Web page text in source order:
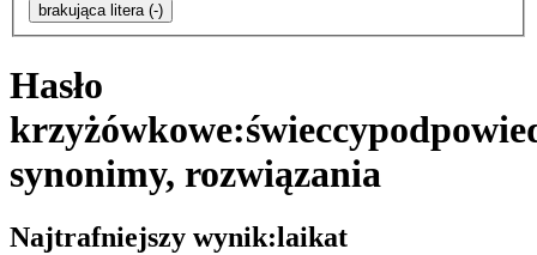
brakująca litera (-)
Hasło
krzyżówkowe:świeccy
synonimy, rozwiązania
Najtrafniejszy wynik:laikat